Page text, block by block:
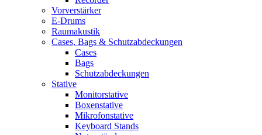
Vorverstärker
E-Drums
Raumakustik
Cases, Bags & Schutzabdeckungen
Cases
Bags
Schutzabdeckungen
Stative
Monitorstative
Boxenstative
Mikrofonstative
Keyboard Stands